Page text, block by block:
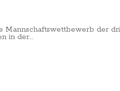
Mannschaftswettbewerb der
in der...